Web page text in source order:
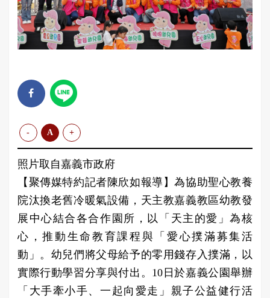
- A +
照片取自嘉義市政府
【聚傳媒特約記者陳欣如報導】為協助聖心教養
院汰換老舊冷暖氣設備，天主教嘉義教區幼教發
展中心結合各合作園所，以「天主的愛」為核
心，推動生命教育課程與「愛心撲滿募集活
動」。幼兒們將父母給予的零用錢存入撲滿，以
實際行動學習分享與付出。10日於嘉義公園舉辦
「大手牽小手、一起向愛走」親子公益健行活